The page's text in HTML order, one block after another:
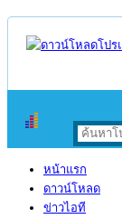
หน้าแรก
ดาวน์โหลด
ข่าวไอที